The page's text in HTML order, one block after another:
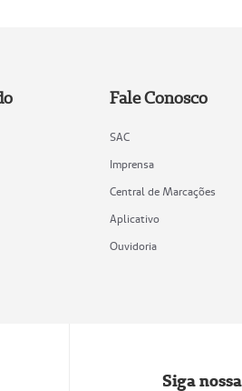
Fale Conosco
SAC
Imprensa
Central de Marcações
Aplicativo
Ouvidoria
Siga